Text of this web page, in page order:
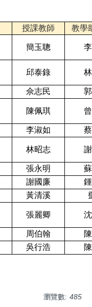
授課教師 教學
簡玉聰
邱泰錄
佘志民
陳佩琪
李淑如
林昭志
張永明
謝國廉
黃清溪
張麗卿
周伯翰
吳行浩
瀏覽數: 485